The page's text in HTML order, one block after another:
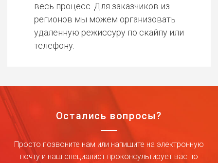
весь процесс. Для заказчиков из
регионов мы можем организовать
удаленную режиссуру по скайпу или
телефону.
Остались вопросы?
Просто позвоните нам или напишите на электронную
почту и наш специалист проконсультирует вас по